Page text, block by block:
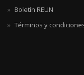
Boletín REUN
Términos y